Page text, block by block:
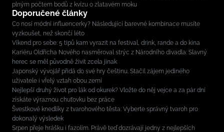
plným počtem bodů z kvízu o zlatavém moku
Doporučené články
Co nosí módní influencerky? Následující barevné kombinace musíte
vyzkoušet, než skončí léto
Víkend pro sebe: 5 tipů kam vyrazit na festival, drink, rande a do kina
Kariéru Oldřicha Nového nasměroval strýc z Národního divadla: Slavný
herec se měl původně živit zcela jinak
Japonský vývojář přidá do své hry češtinu. Stačil zájem jediného
uživatele i vřelý vztah obou zemí
Nejlepší druhý život pro lák od okurek? Vložte do něj vejce a za pár dní
získáte výraznou chuťovku bez práce
Švestkové knedlíky z tvarohového těsta: Vyberte správný tvaroh pro
dokonalý výsledek
Srpen přeje hrášku i fazolím. Právě teď dozrávají jedny z nejlepších